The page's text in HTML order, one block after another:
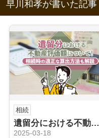
早川和孝が書いた記事
相続
遺留分における不動産評価額について！相続時の適正な算出方法も解説
2025-03-18